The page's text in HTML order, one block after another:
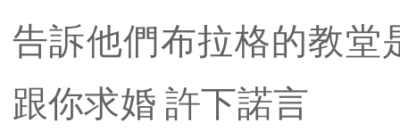
告訴他們布拉格的教堂
跟你求婚 許下諾言